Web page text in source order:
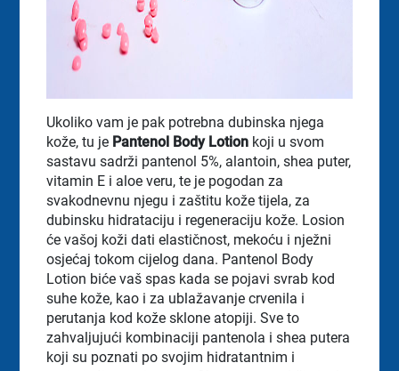
Ukoliko vam je pak potrebna dubinska njega
kože, tu je Pantenol Body Lotion koji u svom
sastavu sadrži pantenol 5%, alantoin, shea puter,
vitamin E i aloe veru, te je pogodan za
svakodnevnu njegu i zaštitu kože tijela, za
dubinsku hidrataciju i regeneraciju kože. Losion
će vašoj koži dati elastičnost, mekoću i nježni
osjećaj tokom cijelog dana. Pantenol Body
Lotion biće vaš spas kada se pojavi svrab kod
suhe kože, kao i za ublažavanje crvenila i
perutanja kod kože sklone atopiji. Sve to
zahvaljujući kombinaciji pantenola i shea putera
koji su poznati po svojim hidratantnim i